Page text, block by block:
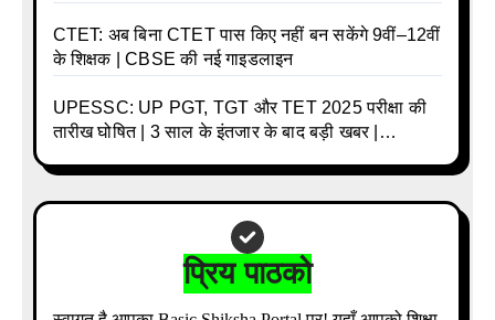
CTET: अब बिना CTET पास किए नहीं बन सकेंगे 9वीं–12वीं
के शिक्षक | CBSE की नई गाइडलाइन
UPESSC: UP PGT, TGT और TET 2025 परीक्षा की
तारीख घोषित | 3 साल के इंतजार के बाद बड़ी खबर |
प्रिय पाठको